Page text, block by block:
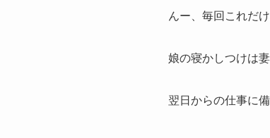
んー、毎回これだ
娘の寝かしつけは
翌日からの仕事に備